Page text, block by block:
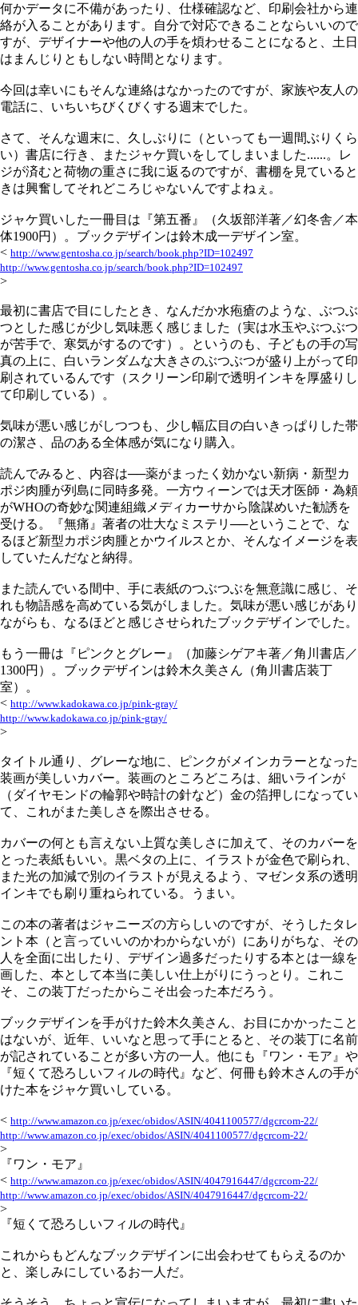
何かデータに不備があったり、仕様確認など、印刷会社から連
絡が入ることがあります。自分で対応できることならいいので
すが、デザイナーや他の人の手を煩わせることになると、土日
はまんじりともしない時間となります。
今回は幸いにもそんな連絡はなかったのですが、家族や友人の
電話に、いちいちびくびくする週末でした。
さて、そんな週末に、久しぶりに（といっても一週間ぶりくら
い）書店に行き、またジャケ買いをしてしまいました......。レ
ジが済むと荷物の重さに我に返るのですが、書棚を見ていると
きは興奮してそれどころじゃないんですよねぇ。
ジャケ買いした一冊目は『第五番』（久坂部洋著／幻冬舎／本
体1900円）。ブックデザインは鈴木成一デザイン室。
< http://www.gentosha.co.jp/search/book.php?ID=102497
http://www.gentosha.co.jp/search/book.php?ID=102497
>
最初に書店で目にしたとき、なんだか水疱瘡のような、ぶつぶ
つとした感じが少し気味悪く感じました（実は水玉やぶつぶつ
が苦手で、寒気がするのです）。というのも、子どもの手の写
真の上に、白いランダムな大きさのぶつぶつが盛り上がって印
刷されているんです（スクリーン印刷で透明インキを厚盛りし
て印刷している）。
気味が悪い感じがしつつも、少し幅広目の白いきっぱりした帯
の潔さ、品のある全体感が気になり購入。
読んでみると、内容は──薬がまったく効かない新病・新型カ
ポジ肉腫が列島に同時多発。一方ウィーンでは天才医師・為頼
がWHOの奇妙な関連組織メディカーサから陰謀めいた勧誘を
受ける。『無痛』著者の壮大なミステリ──ということで、な
るほど新型カポジ肉腫とかウイルスとか、そんなイメージを表
していたんだなと納得。
また読んでいる間中、手に表紙のつぶつぶを無意識に感じ、そ
れも物語感を高めている気がしました。気味が悪い感じがあり
ながらも、なるほどと感じさせられたブックデザインでした。
もう一冊は『ピンクとグレー』（加藤シゲアキ著／角川書店／
1300円）。ブックデザインは鈴木久美さん（角川書店装丁
室）。
< http://www.kadokawa.co.jp/pink-gray/
http://www.kadokawa.co.jp/pink-gray/
>
タイトル通り、グレーな地に、ピンクがメインカラーとなった
装画が美しいカバー。装画のところどころは、細いラインが
（ダイヤモンドの輪郭や時計の針など）金の箔押しになってい
て、これがまた美しさを際出させる。
カバーの何とも言えない上質な美しさに加えて、そのカバーを
とった表紙もいい。黒ベタの上に、イラストが金色で刷られ、
また光の加減で別のイラストが見えるよう、マゼンタ系の透明
インキでも刷り重ねられている。うまい。
この本の著者はジャニーズの方らしいのですが、そうしたタレ
ント本（と言っていいのかわからないが）にありがちな、その
人を全面に出したり、デザイン過多だったりする本とは一線を
画した、本として本当に美しい仕上がりにうっとり。これこ
そ、この装丁だったからこそ出会った本だろう。
ブックデザインを手がけた鈴木久美さん、お目にかかったこと
はないが、近年、いいなと思って手にとると、その装丁に名前
が記されていることが多い方の一人。他にも『ワン・モア』や
『短くて恐ろしいフィルの時代』など、何冊も鈴木さんの手が
けた本をジャケ買いしている。
< http://www.amazon.co.jp/exec/obidos/ASIN/4041100577/dgcrcom-22/
http://www.amazon.co.jp/exec/obidos/ASIN/4041100577/dgcrcom-22/
>
『ワン・モア』
< http://www.amazon.co.jp/exec/obidos/ASIN/4047916447/dgcrcom-22/
http://www.amazon.co.jp/exec/obidos/ASIN/4047916447/dgcrcom-22/
>
『短くて恐ろしいフィルの時代』
これからもどんなブックデザインに出会わせてもらえるのか
と、楽しみにしているお一人だ。